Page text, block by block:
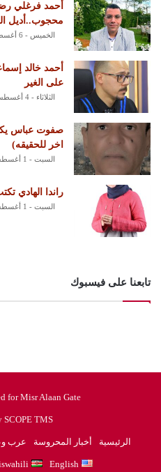
أحمد فرغلي
محجوب..أديل
الخميس - 6 أغسطس 2026
أحمد خالد
على الغير
الثلاثاء - 4 أغسطس 2026
‏صفوت عباس
اخر للحقيقه)
السبت - 1 أغسطس 2026
راندا الهادي
السبت - 1 أغسطس 2026
تابعنا على فيسبوك
for Misr Alaan Gate
SCOPE TMS
الرئيسية أخبار المحروسة عرب
English